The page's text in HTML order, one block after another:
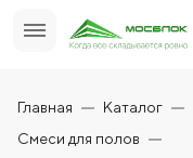
Главная Каталог
Смеси для полов